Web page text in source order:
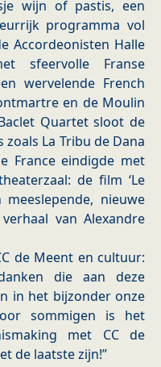
wijn of pastis, een
programma vol
Accordeonisten Halle
sfeervolle Franse
wervelende French
en de Moulin
Quartet sloot de
La Tribu de Dana
France eindigde met
de film ‘Le
meeslepende, nieuwe
van Alexandre
de Meent en cultuur:
die aan deze
in het bijzonder onze
sommigen is het
met CC de
de laatste zijn!”